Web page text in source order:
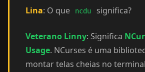
Lina: O que ncdu significa?
Veterano Linny: Significa
Usage. NCurses é uma
montar telas cheias no